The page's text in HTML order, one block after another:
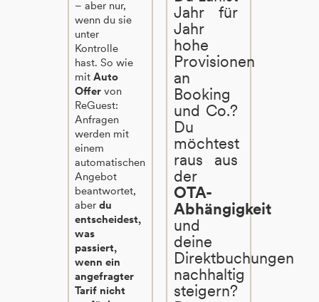
– aber nur,
wenn du sie
unter
Kontrolle
hast. So wie
mitAuto
Offer von
ReGuest:
Anfragen
werden mit
einem
automatischen
Angebot
beantwortet,
aberdu
entscheidest,
was
passiert,
wenn ein
angefragter
Tarif nicht
Jahr für
Jahr
hohe
Provisionen
an
Booking
und Co.?
Du
möchtest
raus aus
der
OTA-
Abhängigkeit
und
deine
Direktbuchungen
nachhaltig
steigern?